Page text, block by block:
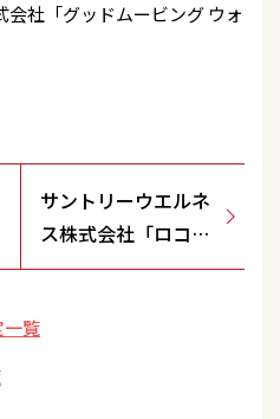
社「グッドムービング ウォ
サントリーウエルネ
ス株式会社「ロコモ
ア / グルコサミンア
一覧